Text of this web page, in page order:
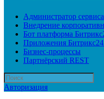
Администратор
Внедрение
Бот платформа
Приложения
Бизнес-процессы
Партнёрский REST
Авторизация